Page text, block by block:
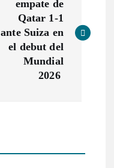
empate de
Qatar 1-1
ante Suiza en
el debut del
Mundial
2026